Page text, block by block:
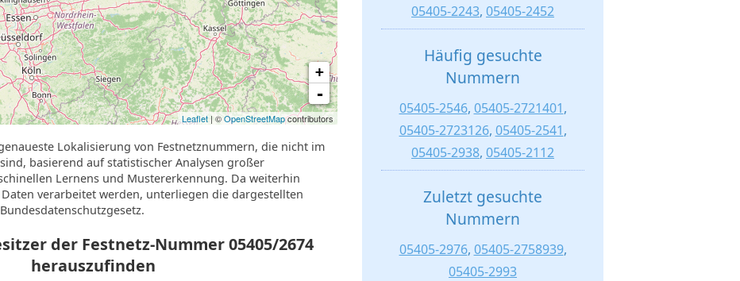
+
-
Leaflet | ©OpenStreetMapcontributors
Lokalisierung von Festnetznummern, die nicht im
basierend auf statistischer Analysen großer
Lernens und Mustererkennung. Da weiterhin
verarbeitet werden, unterliegen die dargestellten
der Festnetz-Nummer05405/2674
herauszufinden
05405-2243, 05405-2452
Häufig gesuchte
Nummern
05405-2546, 05405-2721401,
05405-2723126, 05405-2541,
05405-2938, 05405-2112
Zuletzt gesuchte
Nummern
05405-2976, 05405-2758939,
05405-2993